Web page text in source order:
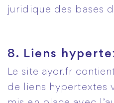
juridique des bases
8. Liens
Le site ayor.fr
de liens hypertextes